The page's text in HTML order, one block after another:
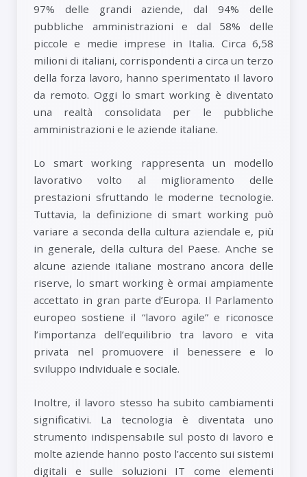
97% delle grandi aziende, dal 94% delle
pubbliche amministrazioni e dal 58% delle
piccole e medie imprese in Italia. Circa 6,58
milioni di italiani, corrispondenti a circa un terzo
della forza lavoro, hanno sperimentato il lavoro
da remoto. Oggi lo smart working è diventato
una realtà consolidata per le pubbliche
amministrazioni e le aziende italiane.
Lo smart working rappresenta un modello
lavorativo volto al miglioramento delle
prestazioni sfruttando le moderne tecnologie.
Tuttavia, la definizione di smart working può
variare a seconda della cultura aziendale e, più
in generale, della cultura del Paese. Anche se
alcune aziende italiane mostrano ancora delle
riserve, lo smart working è ormai ampiamente
accettato in gran parte d’Europa. Il Parlamento
europeo sostiene il “lavoro agile” e riconosce
l’importanza dell’equilibrio tra lavoro e vita
privata nel promuovere il benessere e lo
sviluppo individuale e sociale.
Inoltre, il lavoro stesso ha subito cambiamenti
significativi. La tecnologia è diventata uno
strumento indispensabile sul posto di lavoro e
molte aziende hanno posto l’accento sui sistemi
digitali e sulle soluzioni IT come elementi